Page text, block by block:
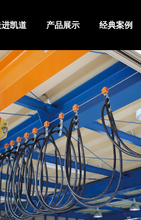
进凯道 产品展示 经典案例